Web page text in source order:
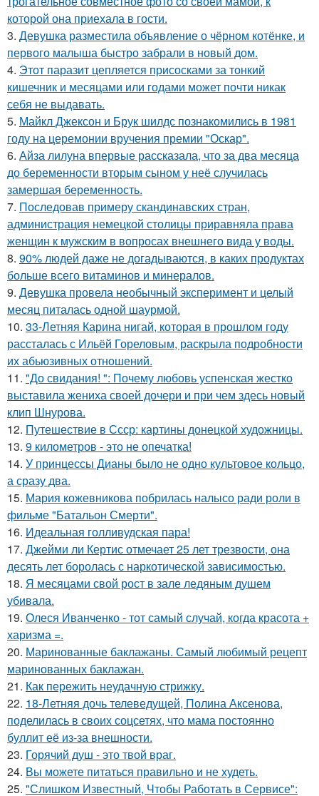
которой она приехала в гости.
3. Девушка разместила объявление о чёрном котёнке, и
первого малыша быстро забрали в новый дом.
4. Этот паразит цепляется присосками за тонкий
кишечник и месяцами или годами может почти никак
себя не выдавать.
5. Майкл Джексон и Брук шилдс познакомились в 1981
году на церемонии вручения премии "Оскар".
6. Айза лилуна впервые рассказала, что за два месяца
до беременности вторым сыном у неё случилась
замершая беременность.
7. Последовав примеру скандинавских стран,
администрация немецкой столицы приравняла права
женщин к мужским в вопросах внешнего вида у воды.
8. 90% людей даже не догадываются, в каких продуктах
больше всего витаминов и минералов.
9. Девушка провела необычный эксперимент и целый
месяц питалась одной шаурмой.
10. 33-Летняя Карина нигай, которая в прошлом году
рассталась с Ильёй Гореловым, раскрыла подробности
их абьюзивных отношений.
11. "До свидания! ": Почему любовь успенская жестко
выставила жениха своей дочери и при чем здесь новый
клип Шнурова.
12. Путешествие в Ссср: картины донецкой художницы.
13. 9 километров - это не опечатка!
14. У принцессы Дианы было не одно культовое кольцо,
а сразу два.
15. Мария кожевникова побрилась налысо ради роли в
фильме "Батальон Смерти".
16. Идеальная голливудская пара!
17. Джейми ли Кертис отмечает 25 лет трезвости, она
десять лет боролась с наркотической зависимостью.
18. Я месяцами свой рост в зале ледяным душем
убивала.
19. Олеся Иванченко - тот самый случай, когда красота +
харизма =.
20. Маринованные баклажаны. Самый любимый рецепт
маринованных баклажан.
21. Как пережить неудачную стрижку.
22. 18-Летняя дочь телеведущей, Полина Аксенова,
поделилась в своих соцсетях, что мама постоянно
буллит её из-за внешности.
23. Горячий душ - это твой враг.
24. Вы можете питаться правильно и не худеть.
25. "Слишком Известный, Чтобы Работать в Сервисе":